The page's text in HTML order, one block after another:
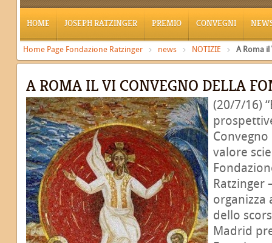
HOME JOSEPH RATZINGER PREMIO CONVEGNI
Home Page Fondazione Ratzinger news NOTIZIE A Roma
A ROMA IL VI CONVEGNO DELLA
(20/7/16)
valore
Ratzinger
organizza
dello
Madrid